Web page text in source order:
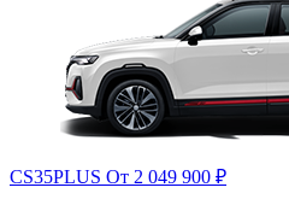
CS35PLUS От 2 049 900 ₽